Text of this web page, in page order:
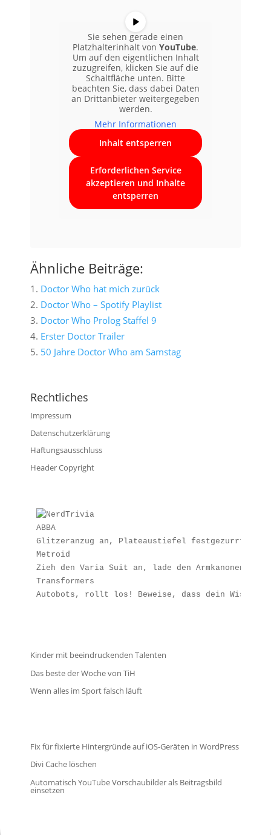
Sie sehen gerade einen
Platzhalterinhalt von YouTube.
Um auf den eigentlichen Inhalt
zuzugreifen, klicken Sie auf die
Schaltfläche unten. Bitte
beachten Sie, dass dabei Daten
an Drittanbieter weitergegeben
werden.
Mehr Informationen
Inhalt entsperren
Erforderlichen Service
akzeptieren und Inhalte
entsperren
Ähnliche Beiträge:
Doctor Who hat mich zurück
Doctor Who – Spotify Playlist
Doctor Who Prolog Staffel 9
Erster Doctor Trailer
50 Jahre Doctor Who am Samstag
Rechtliches
Impressum
Datenschutzerklärung
Haftungsausschluss
Header Copyright
ABBA
Glitzeranzug an, Plateaustiefel festgezurrt und
Metroid
Zieh den Varia Suit an, lade den Armkanonen-
Transformers
Autobots, rollt los! Beweise, dass dein
Kinder mit beeindruckenden Talenten
Das beste der Woche von TiH
Wenn alles im Sport falsch läuft
Fix für fixierte Hintergründe auf iOS-Geräten in WordPress
Divi Cache löschen
Automatisch YouTube Vorschaubilder als Beitragsbild
einsetzen